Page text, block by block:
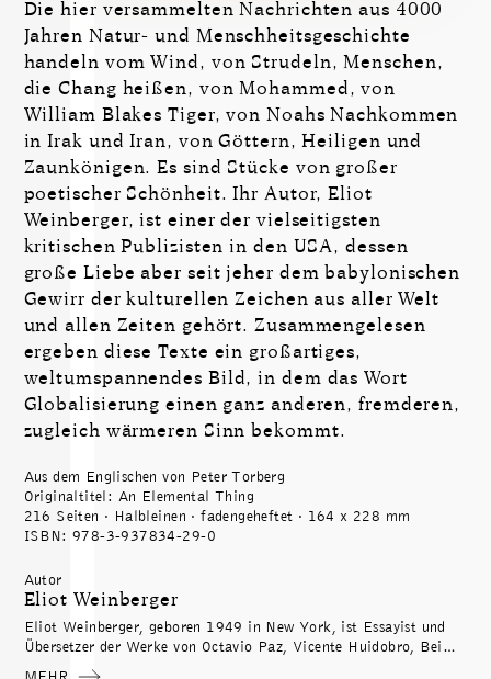
Die hier versammelten Nachrichten aus 4000
Jahren Natur- und Menschheitsgeschichte
handeln vom Wind, von Strudeln, Menschen,
die Chang heißen, von Mohammed, von
William Blakes Tiger, von Noahs Nachkommen
in Irak und Iran, von Göttern, Heiligen und
Zaunkönigen. Es sind Stücke von großer
poetischer Schönheit. Ihr Autor, Eliot
Weinberger, ist einer der vielseitigsten
kritischen Publizisten in den USA, dessen
große Liebe aber seit jeher dem babylonischen
Gewirr der kulturellen Zeichen aus aller Welt
und allen Zeiten gehört. Zusammengelesen
ergeben diese Texte ein großartiges,
weltumspannendes Bild, in dem das Wort
Globalisierung einen ganz anderen, fremderen,
zugleich wärmeren Sinn bekommt.
Aus dem Englischen von Peter Torberg
Originaltitel: An Elemental Thing
216 Seiten · Halbleinen · fadengeheftet · 164 x 228 mm
ISBN: 978-3-937834-29-0
Autor
Eliot Weinberger
Eliot Weinberger, geboren 1949 in New York, ist Essayist und
Übersetzer der Werke von Octavio Paz, Vicente Huidobro, Bei
Dao und anderen. Für seine Edition der »Selected Non Fictions«